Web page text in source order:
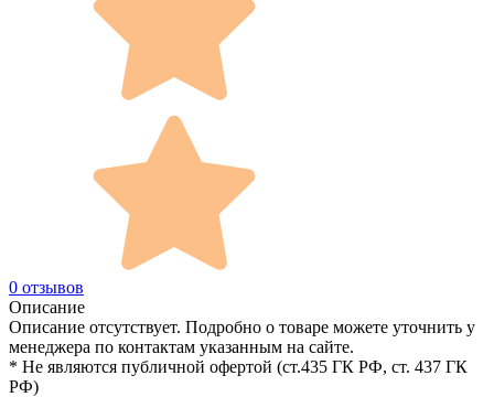
0 отзывов
Описание
Описание отсутствует. Подробно о товаре можете уточнить у
менеджера по контактам указанным на сайте.
* Не являются публичной офертой (ст.435 ГК РФ, cт. 437 ГК
РФ)